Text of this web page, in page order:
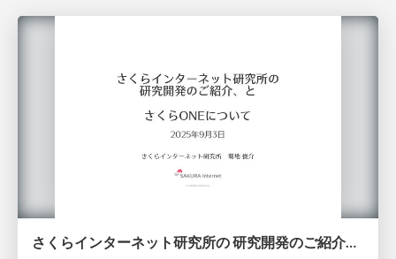
さくらインターネット研究所の 研究開発のご紹介とさくらONEについて